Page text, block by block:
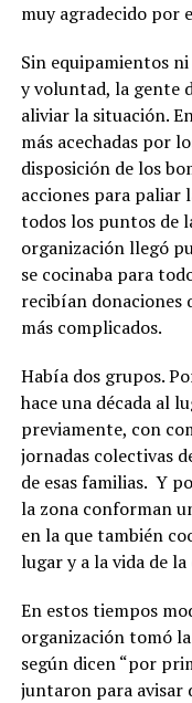
muy agradecido por
Sin equipamientos
y voluntad, la gente
aliviar la situación.
más acechadas por
disposición de los
acciones para paliar
todos los puntos de
organización llegó
se cocinaba para
recibían donaciones
más complicados.
Había dos grupos.
hace una década al
previamente, con
jornadas colectivas
de esas familias. Y
la zona conforman
en la que también
lugar y a la vida de
En estos tiempos
organización tomó
según dicen “por
juntaron para avisar